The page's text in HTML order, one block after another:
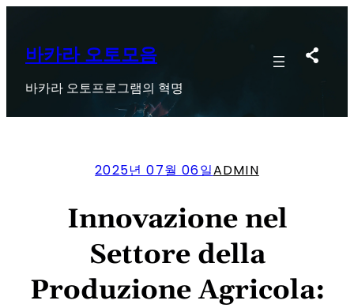
바카라 오토모음
바카라 오토프로그램의 혁명
2025년 07월 06일ADMIN
Innovazione nel
Settore della
Produzione Agricola: